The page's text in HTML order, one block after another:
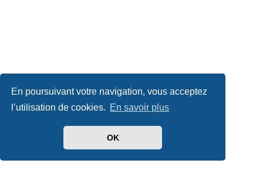
En poursuivant votre navigation, vous acceptez
l’utilisation de cookies. En savoir plus
OK